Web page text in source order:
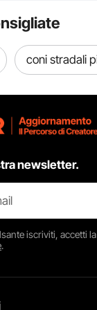
argentati
è incluso
questi coni di
coni stradali
newsletter.
iscriviti, accetti
.